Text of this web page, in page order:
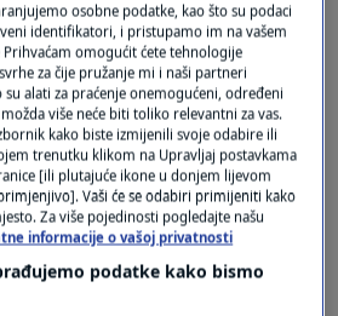
Oglas
osobne podatke, kao što su podaci
identifikatori, i pristupamo im na vašem
omogućit ćete tehnologije
za čije pružanje mi i naši partneri
alati za praćenje onemogućeni, određeni
više neće biti toliko relevantni za vas.
kako biste izmijenili svoje odabire ili
trenutku klikom na Upravljaj postavkama
[ili plutajuće ikone u donjem lijevom
Vaši će se odabiri primijeniti kako
Za više pojedinosti pogledajte našu
informacije o vašoj privatnosti
podatke kako bismo